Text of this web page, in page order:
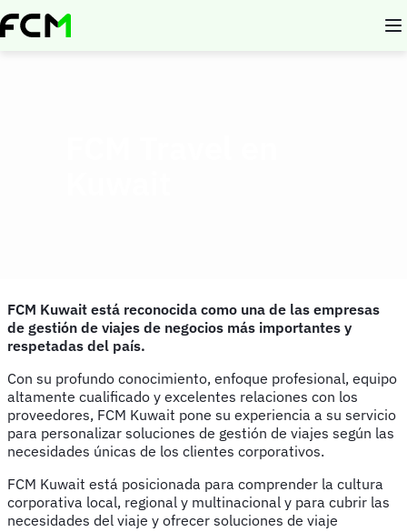
Pasar
al
FCM Kuwait está reconocida como una de las empresas
de gestión de viajes de negocios más importantes y
respetadas del país.
Con su profundo conocimiento, enfoque profesional, equipo
altamente cualificado y excelentes relaciones con los
proveedores, FCM Kuwait pone su experiencia a su servicio
para personalizar soluciones de gestión de viajes según las
necesidades únicas de los clientes corporativos.
FCM Kuwait está posicionada para comprender la cultura
corporativa local, regional y multinacional y para cubrir las
necesidades del viaje y ofrecer soluciones de viaje